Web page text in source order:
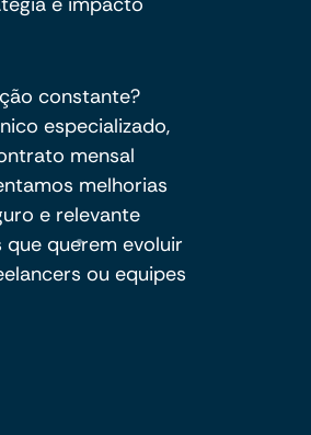
constante?
especializado,
mensal
melhorias
e relevante
que querem evoluir
ou equipes